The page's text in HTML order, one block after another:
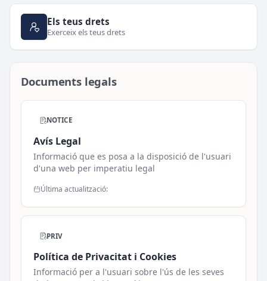
Els teus drets
Exerceix els teus drets
Documents legals
NOTICE
Avís Legal
Informació que es posa a la disposició de l'usuari
d'una web per imperatiu legal
Última actualització:
PRIV
Política de Privacitat i Cookies
Informació per a l'usuari sobre l'ús de les seves